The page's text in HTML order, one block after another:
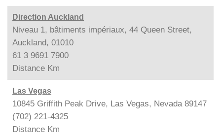
Direction Auckland
Niveau 1, bâtiments impériaux, 44 Queen Street,
Auckland, 01010
61 3 9691 7900
Distance Km
Las Vegas
10845 Griffith Peak Drive, Las Vegas, Nevada 89147
(702) 221-4325
Distance Km